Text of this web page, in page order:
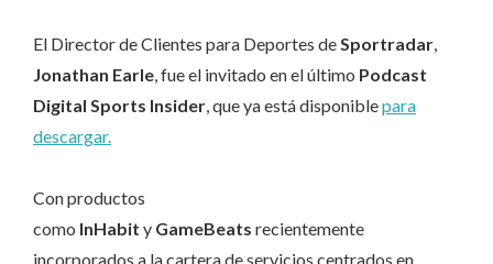
El Director de Clientes para Deportes deSportradar,
Jonathan Earle, fue el invitado en el último Podcast
Digital Sports Insider, que ya está disponiblepara
descargar.
Con productos
como InHabit y GameBeats recientemente
incorporados a la cartera de servicios centrados en